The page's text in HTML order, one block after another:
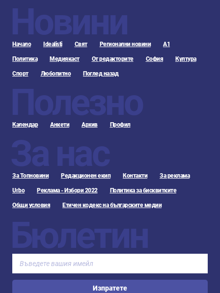
Новини
Начало Idealisti Свят Регионални новини А1
Политика Медиякаст От редакторите София Култура
Спорт Любопитно Поглед назад
Полезно
Календар Анкети Архив Профил
За нас
За Топновини Редакционен екип Контакти За реклама
Urbo Реклама - Избори 2022 Политика за бисквитките
Общи условия Етичен кодекс на българските медии
Бюлетин
Изпратете